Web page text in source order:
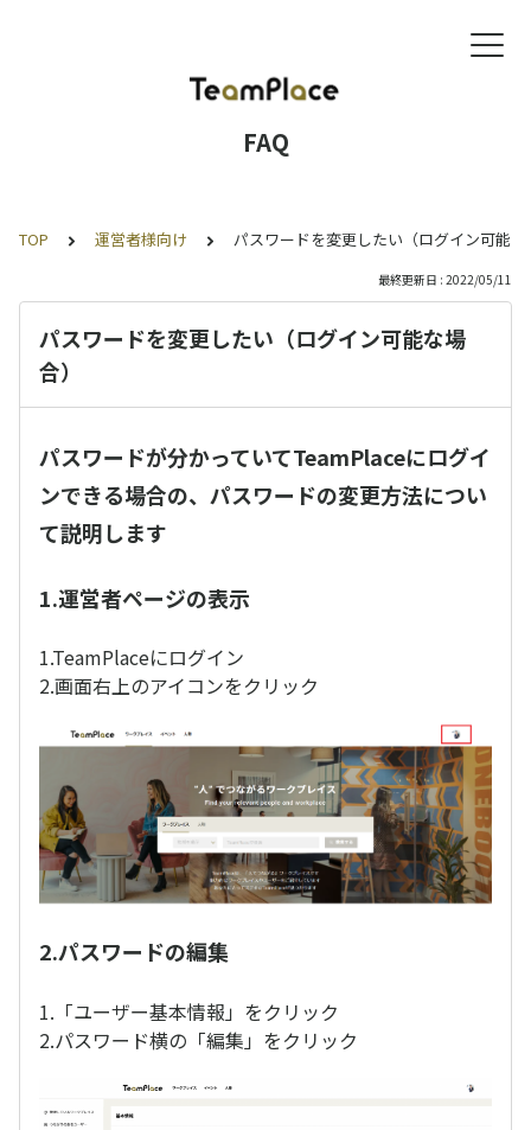
FAQ
TOP 運営者様向け パスワードを変更したい（ログイン可能な
最終更新日 : 2022/05/11
パスワードを変更したい（ログイン可能な場
合）
パスワードが分かっていてTeamPlaceにログイ
ンできる場合の、パスワードの変更方法につい
て説明します
1.運営者ページの表示
1.TeamPlaceにログイン
2.画面右上のアイコンをクリック
2.パスワードの編集
1.「ユーザー基本情報」をクリック
2.パスワード横の「編集」をクリック